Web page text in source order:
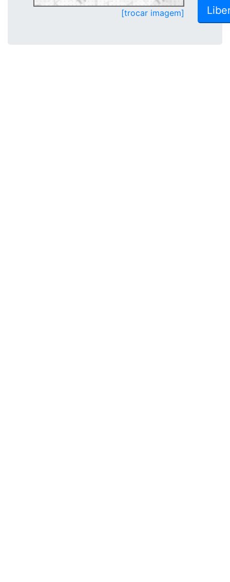
[trocar imagem]